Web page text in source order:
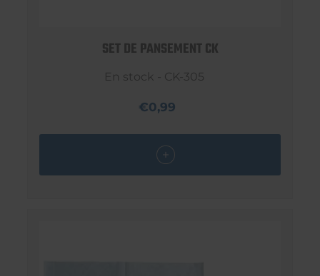
SET DE PANSEMENT CK
En stock - CK-305
€0,99